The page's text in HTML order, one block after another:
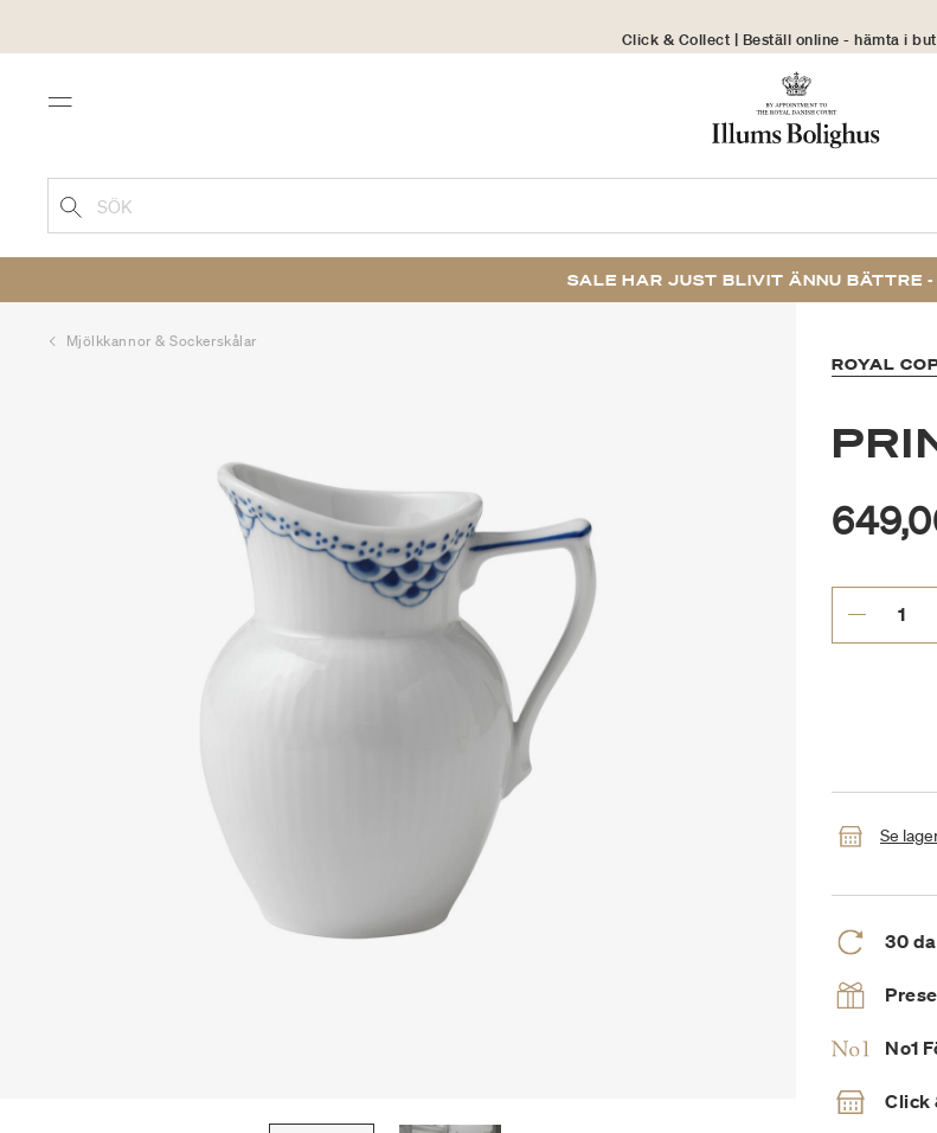
30 dagars returrätt
Menu
SÖK
SALE HAR JUST BLIVIT ÄNNU BÄTTRE -
Mjölkkannor & Sockerskålar
ROYAL
Se
30
No1
Click